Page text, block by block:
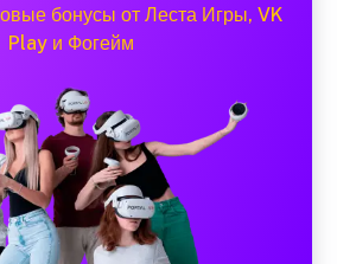
бонусы от Леста Игры, VK
Play и Фогейм